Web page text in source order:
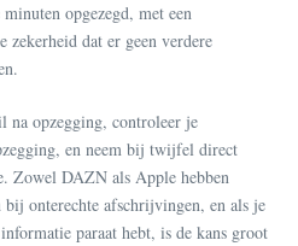
opgezegd, met een
zekerheid dat er geen verdere
na opzegging, controleer je
en neem bij twijfel direct
Zowel DAZN als Apple hebben
onterechte afschrijvingen, en als je
paraat hebt, is de kans groot